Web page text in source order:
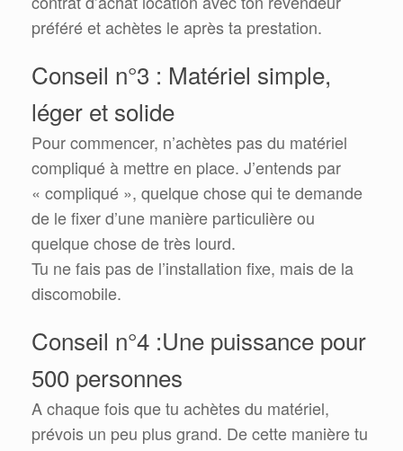
préféré et achètes le après ta prestation.
Conseil n°3 : Matériel simple,
léger et solide
Pour commencer, n’achètes pas du matériel
compliqué à mettre en place. J’entends par
« compliqué », quelque chose qui te demande
de le fixer d’une manière particulière ou
quelque chose de très lourd.
Tu ne fais pas de l’installation fixe, mais de la
discomobile.
Conseil n°4 :Une puissance pour
500 personnes
A chaque fois que tu achètes du matériel,
prévois un peu plus grand. De cette manière tu